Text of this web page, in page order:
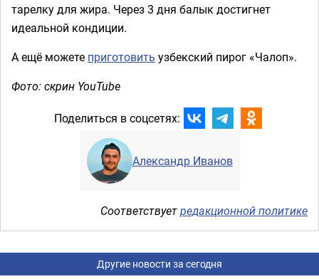
тарелку для жира. Через 3 дня балык достигнет
идеальной кондиции.
А ещё можете приготовить узбекский пирог «Чалоп».
Фото: скрин YouTube
Поделиться в соцсетях:
Александр Иванов
Соответствуетредакционной политике
Другие новости за сегодня